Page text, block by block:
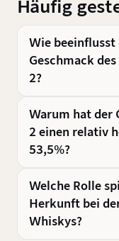
Häufig
Wie beeinflusst
Geschmack
2?
Warum hat der
2 einen relativ
53,5%?
Welche Rolle
Herkunft bei
Whiskys?